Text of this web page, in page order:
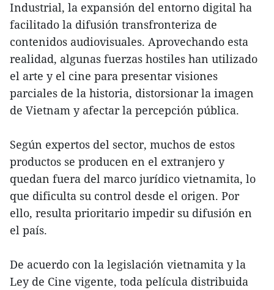
Industrial, la expansión del entorno digital ha
facilitado la difusión transfronteriza de
contenidos audiovisuales. Aprovechando esta
realidad, algunas fuerzas hostiles han utilizado
el arte y el cine para presentar visiones
parciales de la historia, distorsionar la imagen
de Vietnam y afectar la percepción pública.
Según expertos del sector, muchos de estos
productos se producen en el extranjero y
quedan fuera del marco jurídico vietnamita, lo
que dificulta su control desde el origen. Por
ello, resulta prioritario impedir su difusión en
el país.
De acuerdo con la legislación vietnamita y la
Ley de Cine vigente, toda película distribuida